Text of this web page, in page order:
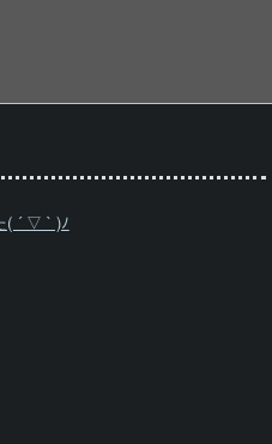
( ´ ▽ ` )ﾉ